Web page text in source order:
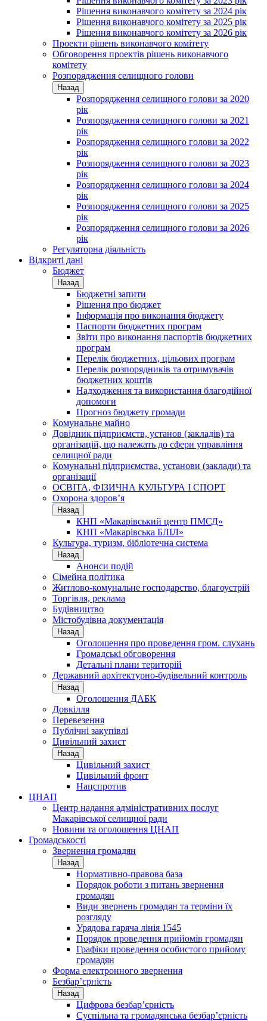
Рішення виконавчого комітету за 2024 рік
Рішення виконавчого комітету за 2025 рік
Рішення виконавчого комітету за 2026 рік
Проекти рішень виконавчого комітету
Обговорення проектів рішень виконавчого
комітету
Розпорядження селищного голови
Назад
Розпорядження селищного голови за 2020
рік
Розпорядження селищного голови за 2021
рік
Розпорядження селищного голови за 2022
рік
Розпорядження селищного голови за 2023
рік
Розпорядження селищного голови за 2024
рік
Розпорядження селищного голови за 2025
рік
Розпорядження селищного голови за 2026
рік
Регуляторна діяльність
Відкриті дані
Бюджет
Назад
Бюджетні запити
Рішення про бюджет
Інформація про виконання бюджету
Паспорти бюджетних програм
Звіти про виконання паспортів бюджетних
програм
Перелік бюджетних, цільових програм
Перелік розпорядників та отримувачів
бюджетних коштів
Надходження та використання благодійної
допомоги
Прогноз бюджету громади
Комунальне майно
Довідник підприємств, установ (закладів) та
організацій, що належать до сфери управління
селищної ради
Комунальні підприємства, установи (заклади) та
організації
ОСВІТА, ФІЗИЧНА КУЛЬТУРА І СПОРТ
Охорона здоров’я
Назад
КНП «Макарівський центр ПМСД»
КНП «Макарівська БЛІЛ»
Культура, туризм, бібліотечна система
Назад
Анонси подій
Сімейна політика
Житлово-комунальне господарство, благоустрій
Торгівля, реклама
Будівництво
Містобудівна документація
Назад
Оголошення про проведення гром. слухань
Громадські обговорення
Детальні плани територій
Державний архітектурно-будівельний контроль
Назад
Оголошення ДАБК
Довкілля
Перевезення
Публічні закупівлі
Цивільний захист
Назад
Цивільний захист
Цивільний фронт
Нацспротив
ЦНАП
Центр надання адміністративних послуг
Макарівської селищної ради
Новини та оголошення ЦНАП
Громадськості
Звернення громадян
Назад
Нормативно-правова база
Порядок роботи з питань звернення
громадян
Види звернень громадян та терміни їх
розгляду
Урядова гаряча лінія 1545
Порядок проведення прийомів громадян
Графіки проведення особистого прийому
громадян
Форма електронного звернення
Безбар’єрність
Назад
Цифрова безбар’єрність
Суспільна та громадянська безбар’єрність